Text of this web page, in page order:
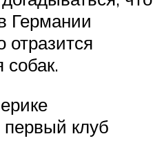
Германии
отразится
собак.
первый клуб